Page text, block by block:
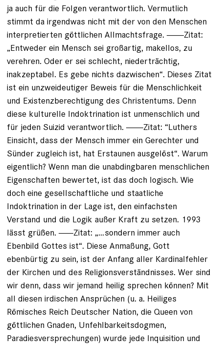
ja auch für die Folgen verantwortlich. Vermutlich
stimmt da irgendwas nicht mit der von den Menschen
interpretierten göttlichen Allmachtsfrage. -------Zitat:
„Entweder ein Mensch sei großartig, makellos, zu
verehren. Oder er sei schlecht, niederträchtig,
inakzeptabel. Es gebe nichts dazwischen“. Dieses Zitat
ist ein unzweideutiger Beweis für die Menschlichkeit
und Existenzberechtigung des Christentums. Denn
diese kulturelle Indoktrination ist unmenschlich und
für jeden Suizid verantwortlich. -------Zitat: “Luthers
Einsicht, dass der Mensch immer ein Gerechter und
Sünder zugleich ist, hat Erstaunen ausgelöst“. Warum
eigentlich? Wenn man die unabdingbaren menschlichen
Eigenschaften bewertet, ist das doch logisch. Wie
doch eine gesellschaftliche und staatliche
Indoktrination in der Lage ist, den einfachsten
Verstand und die Logik außer Kraft zu setzen. 1993
lässt grüßen. ------Zitat: „…sondern immer auch
Ebenbild Gottes ist“. Diese Anmaßung, Gott
ebenbürtig zu sein, ist der Anfang aller Kardinalfehler
der Kirchen und des Religionsverständnisses. Wer sind
wir denn, dass wir jemand heilig sprechen können? Mit
all diesen irdischen Ansprüchen (u. a. Heiliges
Römisches Reich Deutscher Nation, die Queen von
göttlichen Gnaden, Unfehlbarkeitsdogmen,
Paradiesversprechungen) wurde jede Inquisition und